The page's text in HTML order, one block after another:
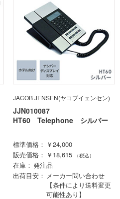
JACOB JENSEN(ヤコブイェンセン)
JJN010087
HT60 Telephone シルバー
標準価格
￥24,000
販売価格
￥18,615 （税込）
在庫
発注品
出荷目安
メーカー問い合わせ
【条件により送料変更
可能性あり】